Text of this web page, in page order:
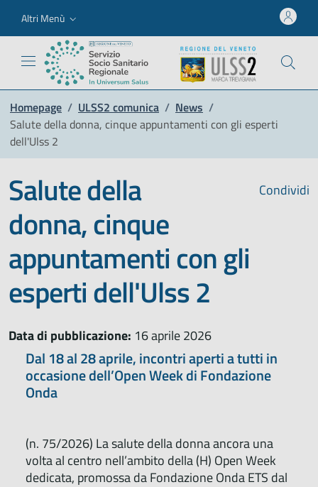
Altri Menù
Homepage / ULSS2 comunica / News /
Salute della donna, cinque appuntamenti con gli esperti
dell'Ulss 2
Condividi
Salute della
donna, cinque
appuntamenti con gli
esperti dell'Ulss 2
Data di pubblicazione: 16 aprile 2026
Dal 18 al 28 aprile, incontri aperti a tutti in
occasione dell’Open Week di Fondazione
Onda
(n. 75/2026) La salute della donna ancora una
volta al centro nell’ambito della (H) Open Week
dedicata, promossa da Fondazione Onda ETS dal